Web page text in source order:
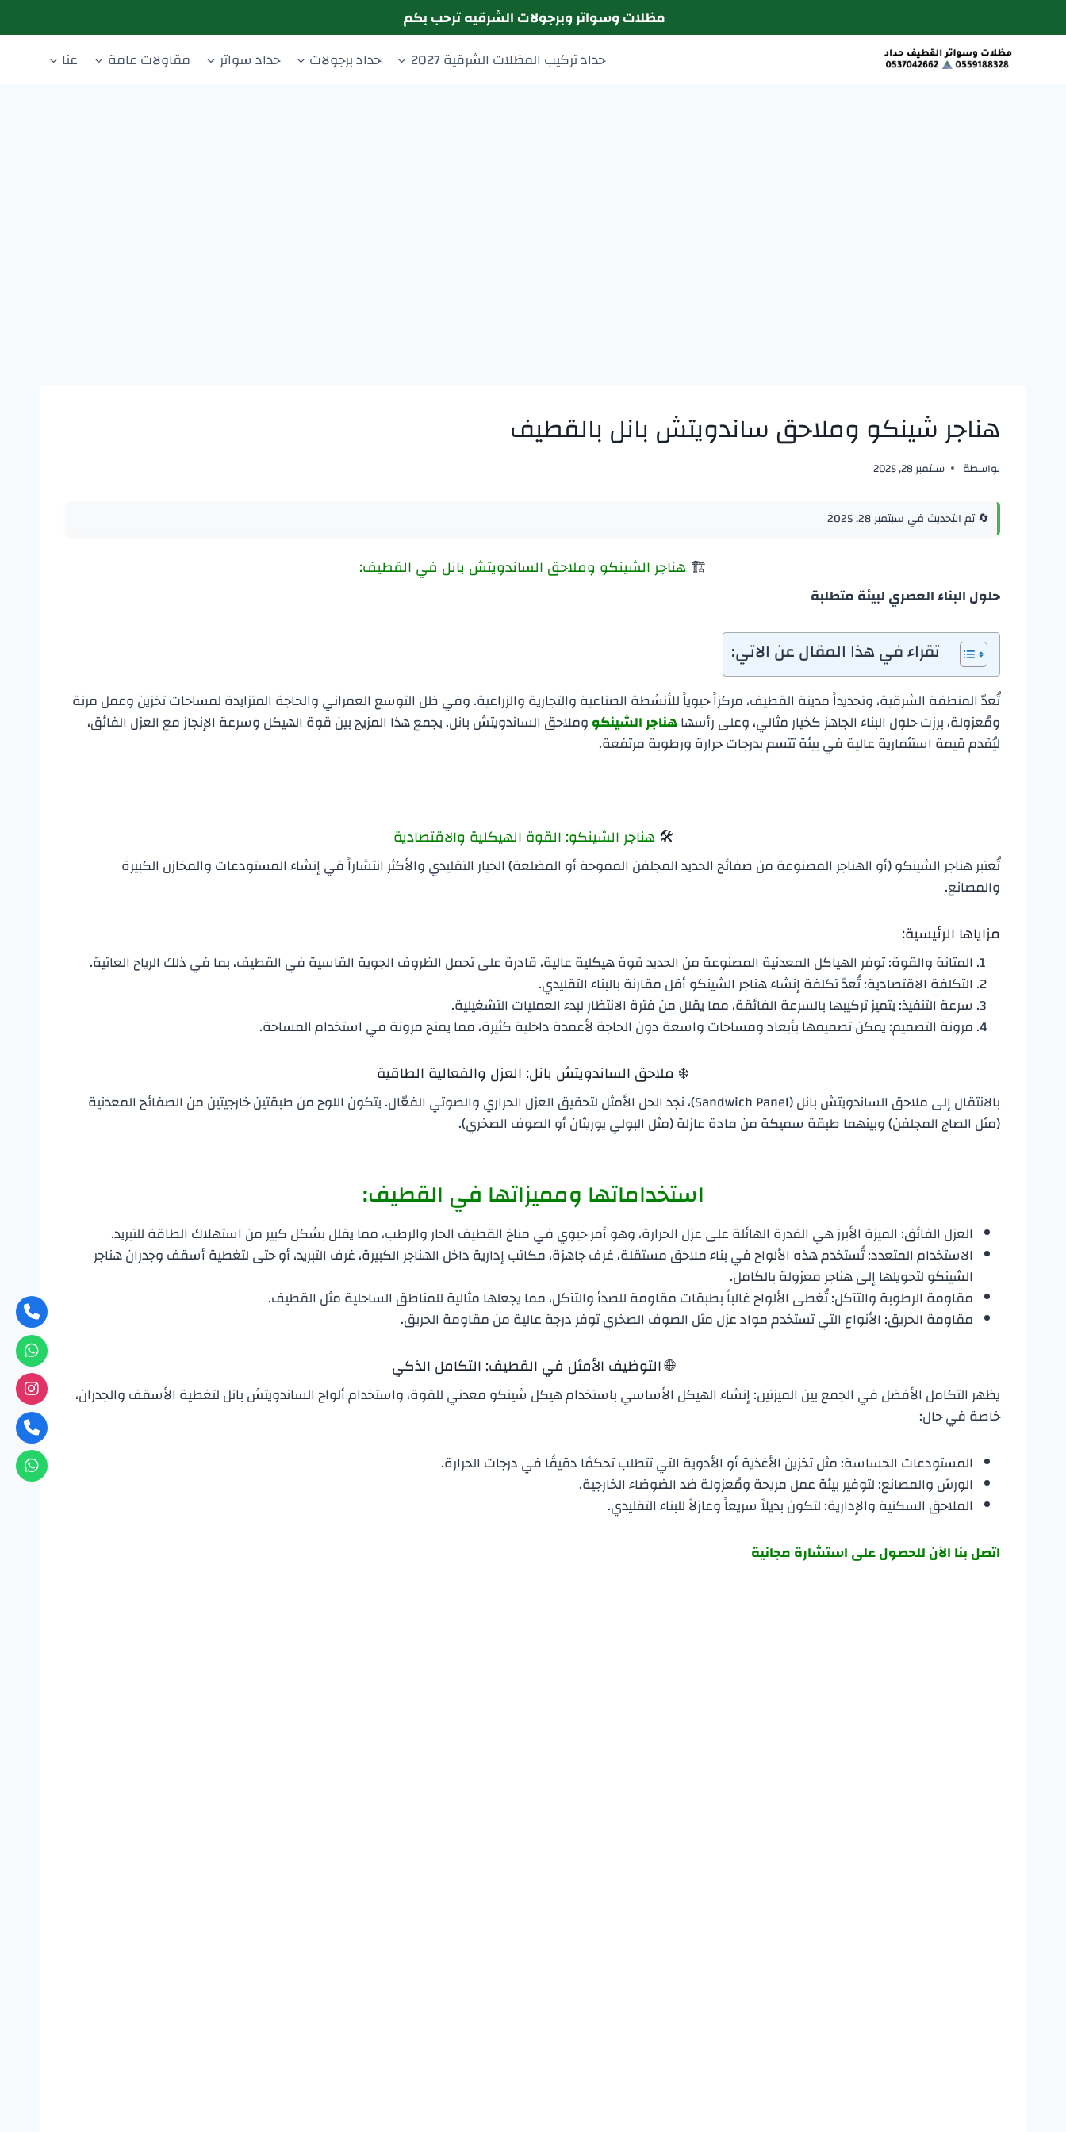
إلى
مظلات وسواتر وبرجولات الشرقيه ترحب بكم
حداد تركيب المظلات الشرقية 2027
حداد برجولات حداد سواتر مقاولات عامة عنا
هناجر شينكو وملاحق ساندويتش بانل بالقطيف
بواسطة سبتمبر 28, 2025
🔄 تم التحديث في سبتمبر 28, 2025
🏗️ هناجر الشينكو وملاحق الساندويتش بانل في القطيف:
حلول البناء العصري لبيئة متطلبة
تقراء في هذا المقال عن الاتي:
​تُعدّ المنطقة الشرقية، وتحديداً مدينة القطيف، مركزاً حيوياً للأنشطة الصناعية والتجارية والزراعية. وفي ظل التوسع العمراني والحاجة المتزايدة لمساحات تخزين وعمل مرنة
ومُعزولة، برزت حلول البناء الجاهز كخيار مثالي، وعلى رأسهاهناجر الشينكووملاحق الساندويتش بانل. يجمع هذا المزيج بين قوة الهيكل وسرعة الإنجاز مع العزل الفائق،
ليُقدم قيمة استثمارية عالية في بيئة تتسم بدرجات حرارة ورطوبة مرتفعة.
​🛠️هناجر الشينكو: القوة الهيكلية والاقتصادية
​تُعتبر هناجر الشينكو (أو الهناجر المصنوعة من صفائح الحديد المجلفن المموجة أو المضلعة) الخيار التقليدي والأكثر انتشاراً في إنشاء المستودعات والمخازن الكبيرة
والمصانع.
​مزاياها الرئيسية:
​المتانة والقوة: توفر الهياكل المعدنية المصنوعة من الحديد قوة هيكلية عالية، قادرة على تحمل الظروف الجوية القاسية في القطيف، بما في ذلك الرياح العاتية.
​التكلفة الاقتصادية: تُعدّ تكلفة إنشاء هناجر الشينكو أقل مقارنة بالبناء التقليدي.
​سرعة التنفيذ: يتميز تركيبها بالسرعة الفائقة، مما يقلل من فترة الانتظار لبدء العمليات التشغيلية.
​مرونة التصميم: يمكن تصميمها بأبعاد ومساحات واسعة دون الحاجة لأعمدة داخلية كثيرة، مما يمنح مرونة في استخدام المساحة.
​❄️ ملاحق الساندويتش بانل: العزل والفعالية الطاقية
​بالانتقال إلى ملاحق الساندويتش بانل (Sandwich Panel)، نجد الحل الأمثل لتحقيق العزل الحراري والصوتي الفعّال. يتكون اللوح من طبقتين خارجيتين من الصفائح المعدنية
(مثل الصاج المجلفن) وبينهما طبقة سميكة من مادة عازلة (مثل البولي يوريثان أو الصوف الصخري).
​استخداماتها ومميزاتها في القطيف:
​العزل الفائق: الميزة الأبرز هي القدرة الهائلة على عزل الحرارة، وهو أمر حيوي في مناخ القطيف الحار والرطب، مما يقلل بشكل كبير من استهلاك الطاقة للتبريد.
​الاستخدام المتعدد: تُستخدم هذه الألواح في بناء ملاحق مستقلة، غرف جاهزة، مكاتب إدارية داخل الهناجر الكبيرة، غرف التبريد، أو حتى لتغطية أسقف وجدران هناجر
الشينكو لتحويلها إلى هناجر معزولة بالكامل.
​مقاومة الرطوبة والتآكل: تُغطى الألواح غالباً بطبقات مقاومة للصدأ والتآكل، مما يجعلها مثالية للمناطق الساحلية مثل القطيف.
​مقاومة الحريق: الأنواع التي تستخدم مواد عزل مثل الصوف الصخري توفر درجة عالية من مقاومة الحريق.
​🌐 التوظيف الأمثل في القطيف: التكامل الذكي
​يظهر التكامل الأفضل في الجمع بين الميزتين: إنشاء الهيكل الأساسي باستخدام هيكل شينكو معدني للقوة، واستخدام ألواح الساندويتش بانل لتغطية الأسقف والجدران،
خاصة في حال:
​المستودعات الحساسة: مثل تخزين الأغذية أو الأدوية التي تتطلب تحكمًا دقيقًا في درجات الحرارة.
​الورش والمصانع: لتوفير بيئة عمل مريحة ومُعزولة ضد الضوضاء الخارجية.
​الملاحق السكنية والإدارية: لتكون بديلاً سريعاً وعازلاً للبناء التقليدي.
اتصل بنا الآن للحصول على استشارة مجانية